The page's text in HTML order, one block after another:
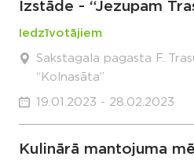
Izstāde - “Jezupam
Iedzīvotājiem
Sakstagala pagasta F.
“Kolnasāta”
19.01.2023 - 28.02.2023
Kulinārā mantojuma